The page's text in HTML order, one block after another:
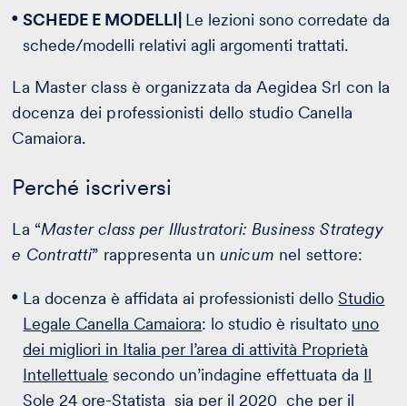
SCHEDE E MODELLI| Le lezioni sono corredate da
schede/modelli relativi agli argomenti trattati.
La Master class è organizzata da Aegidea Srl con la
docenza dei professionisti dello studio Canella
Camaiora.
Perché iscriversi
La “Master class per Illustratori: Business Strategy
e Contratti” rappresenta un unicum nel settore:
La docenza è affidata ai professionisti delloStudio
Legale Canella Camaiora: lo studio è risultato uno
dei migliori in Italia per l’area di attività Proprietà
Intellettuale secondo un’indagine effettuata da Il
Sole 24 ore-Statista sia per il 2020 che per il